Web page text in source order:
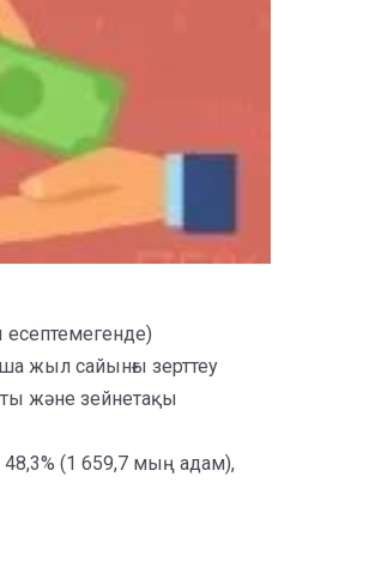
есептемегенде)
жыл сайынғы зерттеу
және зейнетақы
(1 659,7 мың адам),